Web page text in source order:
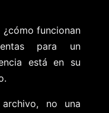
funcionan
para un
está en su
no una